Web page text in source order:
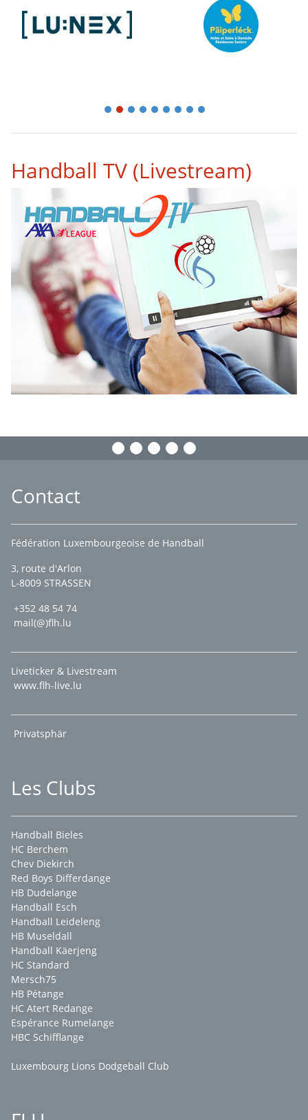
1 2 3 4 5 6 7 8 9
Handball TV (Livestream)
Contact
Fédération Luxembourgeoise de Handball
3, route d'Arlon
L-8009 STRASSEN
+352 48 54 74
mail(@)flh.lu
Liveticker & Livestream
www.flh-live.lu
Privatsphär
Les Clubs
Handball Bieles
HC Berchem
Chev Diekirch
Red Boys Differdange
HB Dudelange
Handball Esch
Handball Leideleng
HB Museldall
Handball Käerjeng
HC Standard
Mersch75
HB Pétange
HC Atert Redange
Espérance Rumelange
HBC Schifflange
Luxembourg Lions Dodgeball Club